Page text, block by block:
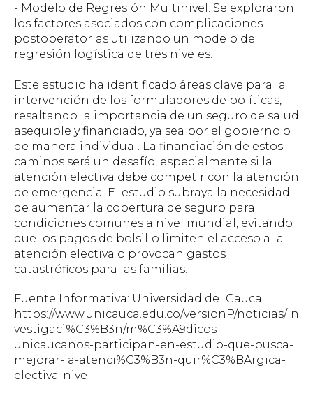
- Modelo de Regresión Multinivel: Se exploraron
los factores asociados con complicaciones
postoperatorias utilizando un modelo de
regresión logística de tres niveles.
Este estudio ha identificado áreas clave para la
intervención de los formuladores de políticas,
resaltando la importancia de un seguro de salud
asequible y financiado, ya sea por el gobierno o
de manera individual. La financiación de estos
caminos será un desafío, especialmente si la
atención electiva debe competir con la atención
de emergencia. El estudio subraya la necesidad
de aumentar la cobertura de seguro para
condiciones comunes a nivel mundial, evitando
que los pagos de bolsillo limiten el acceso a la
atención electiva o provocan gastos
catastróficos para las familias.
Fuente Informativa: Universidad del Cauca
https://www.unicauca.edu.co/versionP/noticias/in
vestigaci%C3%B3n/m%C3%A9dicos-
unicaucanos-participan-en-estudio-que-busca-
mejorar-la-atenci%C3%B3n-quir%C3%BArgica-
electiva-nivel